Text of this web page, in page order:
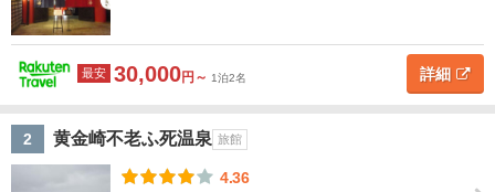
宿
泊
地
青
ホ
北
海
道
北
最安 30,000円～ 1泊2名 詳細
2 黄金崎不老ふ死温泉 旅館
4.36